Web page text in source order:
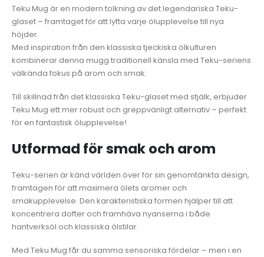
Teku Mug är en modern tolkning av det legendariska Teku-
glaset – framtaget för att lyfta varje ölupplevelse till nya
höjder.
Med inspiration från den klassiska tjeckiska ölkulturen
kombinerar denna mugg traditionell känsla med Teku-seriens
välkända fokus på arom och smak.
Till skillnad från det klassiska Teku-glaset med stjälk, erbjuder
Teku Mug ett mer robust och greppvänligt alternativ – perfekt
för en fantastisk ölupplevelse!
Utformad för smak och arom
Teku-serien är känd världen över för sin genomtänkta design,
framtagen för att maximera ölets aromer och
smakupplevelse. Den karakteristiska formen hjälper till att
koncentrera dofter och framhäva nyanserna i både
hantverksöl och klassiska ölstilar.
Med Teku Mug får du samma sensoriska fördelar – men i en